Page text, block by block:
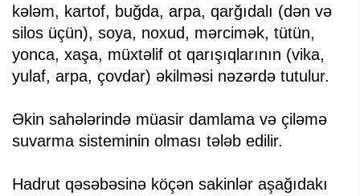
kələm, kartof, buğda, arpa, qarğıdalı (dən və
silos üçün), soya, noxud, mərcimək, tütün,
yonca, xaşa, müxtəlif ot qarışıqlarının (vika,
yulaf, arpa, çovdar) əkilməsi nəzərdə tutulur.
Əkin sahələrində müasir damlama və çiləmə
suvarma sisteminin olması tələb edilir.
Hadrut qəsəbəsinə köçən sakinlər aşağıdakı